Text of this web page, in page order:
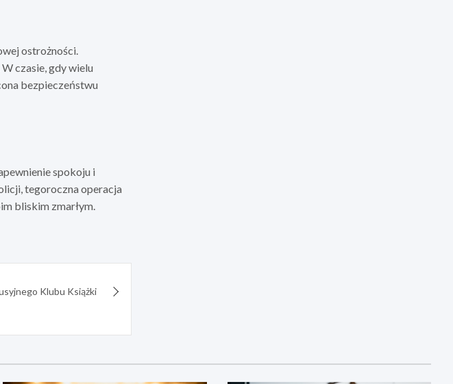
ostrożności.
czasie, gdy wielu
bezpieczeństwu
spokoju i
tegoroczna operacja
bliskim zmarłym.
Klubu Książki